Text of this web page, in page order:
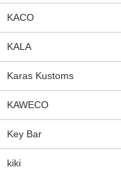
KACO
KALA
Karas Kustoms
KAWECO
Key Bar
kiki